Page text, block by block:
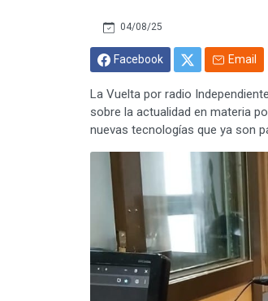
04/08/25
Facebook Email
La Vuelta por radio
sobre la actualidad en materia
nuevas tecnologías que ya son